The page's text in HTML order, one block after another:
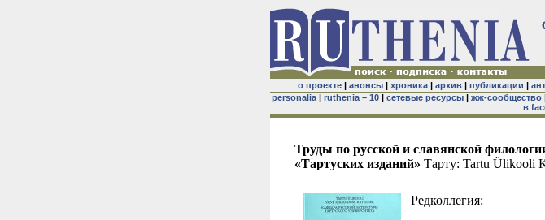
о проекте| анонсы| хроника| архив| публикации |
personalia| ruthenia – 10| сетевые ресурсы| жж-сообщество
в
Труды по русской и славянской
«Тартуских изданий» Тарту: Tartu Ülikooli
Редколлегия: